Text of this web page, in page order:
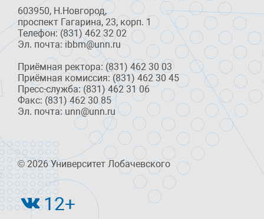
603950, Н.Новгород,
проспект Гагарина, 23, корп. 1
Телефон: (831) 462 32 02
Эл. почта: ibbm@unn.ru
Приёмная ректора: (831) 462 30 03
Приёмная комиссия: (831) 462 30 45
Пресс-служба: (831) 462 31 06
Факс: (831) 462 30 85
Эл. почта: unn@unn.ru
© 2026 Университет Лобачевского
12+